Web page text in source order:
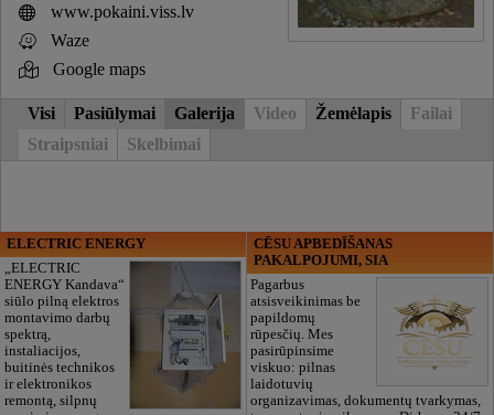
www.pokaini.viss.lv
Waze
Google maps
Visi Pasiūlymai Galerija Video Žemėlapis
Failai
Straipsniai
Skelbimai
ELECTRIC ENERGY
„ELECTRIC
ENERGY Kandava“
siūlo pilną elektros
montavimo darbų
spektrą,
instaliacijos,
buitinės technikos
ir elektronikos
remontą, silpnų
CĒSU APBEDĪŠANAS
PAKALPOJUMI, SIA
Pagarbus
atsisveikinimas be
papildomų
rūpesčių. Mes
pasirūpinsime
viskuo: pilnas
laidotuvių
organizavimas, dokumentų tvarkymas,